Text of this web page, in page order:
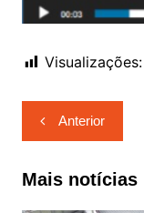
Visualizações:
Navegação
de
Post
Anterior
Mais notícias